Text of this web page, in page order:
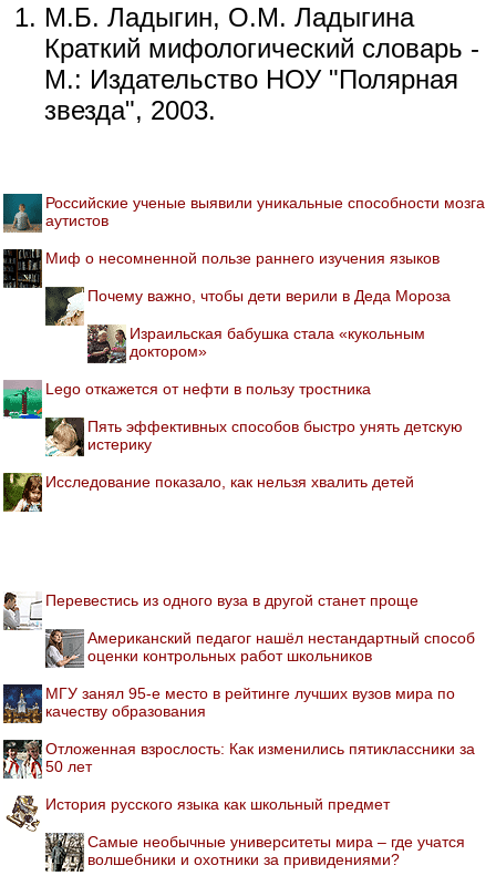
М.Б. Ладыгин, О.М. Ладыгина
Краткий мифологический словарь -
М.: Издательство НОУ "Полярная
звезда", 2003.
Российские ученые выявили уникальные способности мозга
аутистов
Миф о несомненной пользе раннего изучения языков
Почему важно, чтобы дети верили в Деда Мороза
Израильская бабушка стала «кукольным
доктором»
Lego откажется от нефти в пользу тростника
Пять эффективных способов быстро унять детскую
истерику
Исследование показало, как нельзя хвалить детей
Перевестись из одного вуза в другой станет проще
Американский педагог нашёл нестандартный способ
оценки контрольных работ школьников
МГУ занял 95-е место в рейтинге лучших вузов мира по
качеству образования
Отложенная взрослость: Как изменились пятиклассники за
50 лет
История русского языка как школьный предмет
Самые необычные университеты мира – где учатся
волшебники и охотники за привидениями?